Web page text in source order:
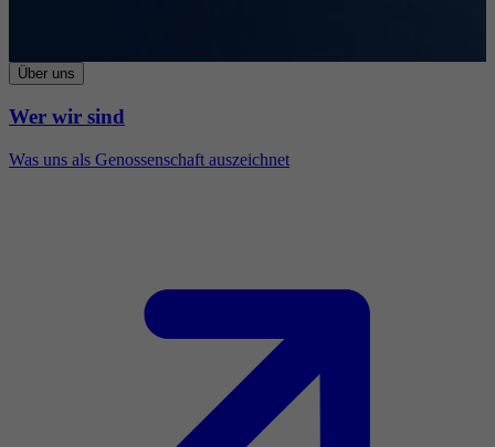
Über uns
Wer wir sind
Was uns als Genossenschaft auszeichnet